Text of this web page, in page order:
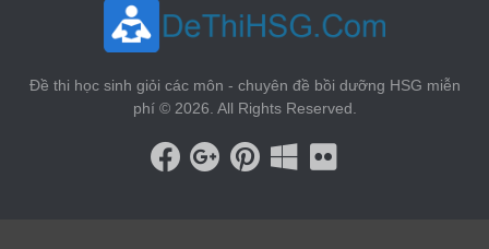
Đề thi học sinh giỏi các môn - chuyên đề bồi dưỡng HSG miễn
phí © 2026. All Rights Reserved.